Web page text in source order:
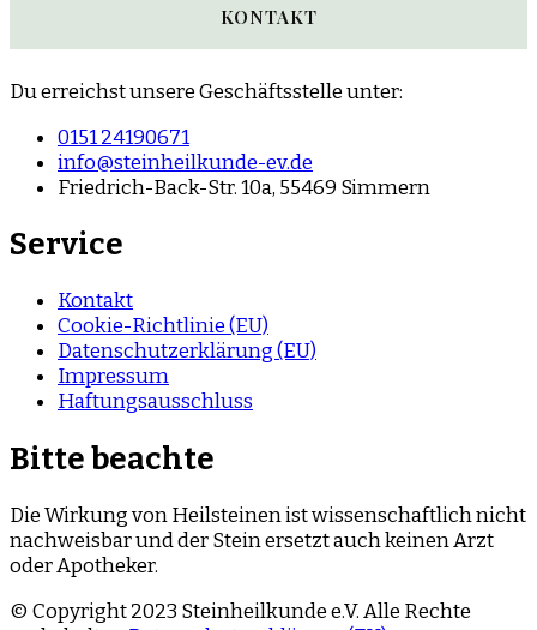
KONTAKT
Du erreichst unsere Geschäftsstelle unter:
0151 24190671
info@steinheilkunde-ev.de
Friedrich-Back-Str. 10a, 55469 Simmern
Service
Kontakt
Cookie-Richtlinie (EU)
Datenschutzerklärung (EU)
Impressum
Haftungsausschluss
Bitte beachte
Die Wirkung von Heilsteinen ist wissenschaftlich nicht
nachweisbar und der Stein ersetzt auch keinen Arzt
oder Apotheker.
© Copyright 2023 Steinheilkunde e.V. Alle Rechte